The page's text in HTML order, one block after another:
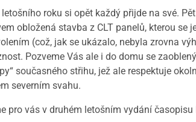
roku si opět každý přijde na své.
obložená stavba z CLT panelů, kterou
(což, jak se ukázalo, nebyla zrovna
Pozveme Vás ale i do domu se
současného střihu, jež ale respektuje
severním svahu.
pro vás v druhém letošním vydání časopisu